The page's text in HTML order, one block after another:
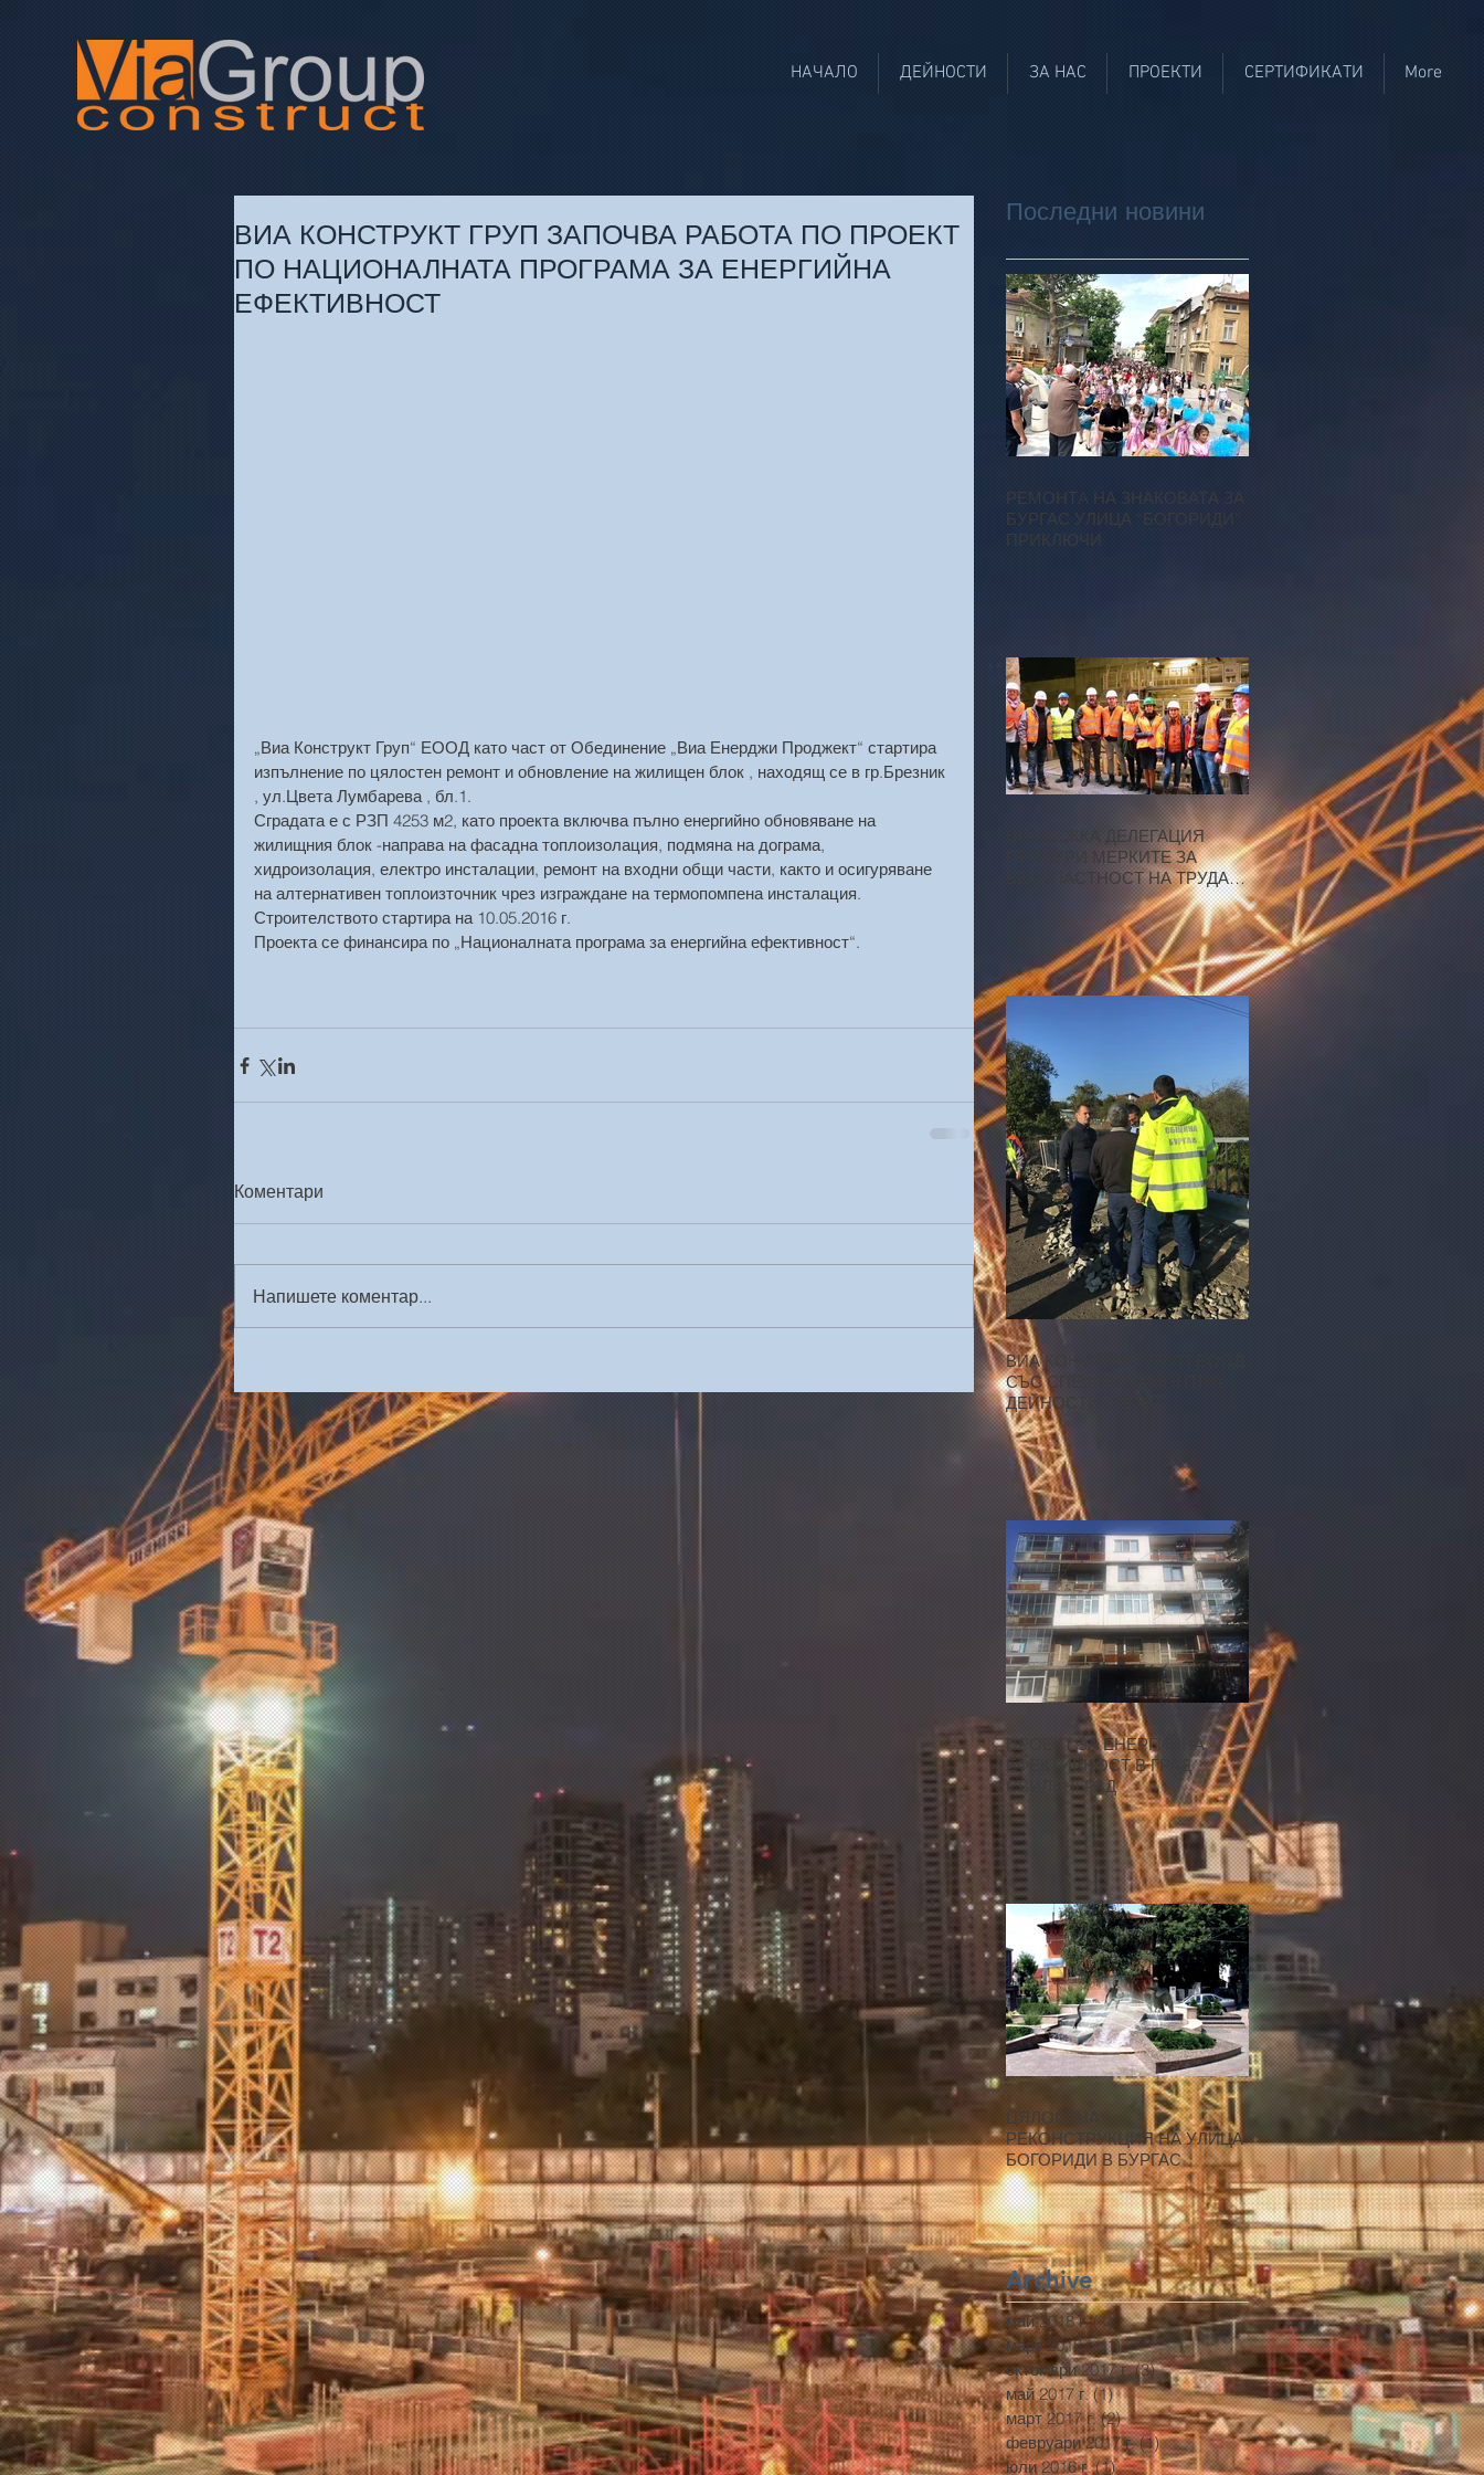
НАЧАЛО ДЕЙНОСТИ ЗА НАС ПРОЕКТИ СЕРТИФИКАТИ More
ВИА КОНСТРУКТ ГРУП ЗАПОЧВА РАБОТА ПО ПРОЕКТ
ПО НАЦИОНАЛНАТА ПРОГРАМА ЗА ЕНЕРГИЙНА
ЕФЕКТИВНОСТ
„Виа Конструкт Груп“ ЕООД като част от Обединение „Виа Енерджи Проджект“ стартира
изпълнение по цялостен ремонт и обновление на жилищен блок , находящ се в гр.Брезник
, ул.Цвета Лумбарева , бл.1.
Сградата е с РЗП 4253 м2, като проекта включва пълно енергийно обновяване на
жилищния блок -направа на фасадна топлоизолация, подмяна на дограма,
хидроизолация, електро инсталации, ремонт на входни общи части, както и осигуряване
на алтернативен топлоизточник чрез изграждане на термопомпена инсталация.
Строителството стартира на 10.05.2016 г.
Проекта се финансира по „Националната програма за енергийна ефективност“.
Коментари
Напишете коментар...
Последни новини
РЕМОНТA НА ЗНАКОВАТА ЗА
БУРГАС УЛИЦА “БОГОРИДИ”
ПРИКЛЮЧИ
НОРВЕЖКА ДЕЛЕГАЦИЯ
ПРОВЕРИ МЕРКИТЕ ЗА
БЕЗОПАСТНОСТ НА ТРУДА
ПРИ СТРОЕЖА НА МЕТРОТО
ВИА КОНСТРУКТ ГРУП ЕООД
СЪС СПЕШНИ РЕМОНТНИ
ДЕЙНОСТИ СЛЕД
НАВОДНЕНИЯТА В
БУРГАСКО
ПРОЕКТ ЗА ЕНЕРГИЙНА
ЕФЕКТИВНОСТ В ГРАД
СВИЛЕНГРАД
ЦЯЛОСТНА
РЕКОНСТРУКЦИЯ НА УЛИЦА
БОГОРИДИ В БУРГАС
Archive
май 2018 г. (1)1 публикация
март 2018 г. (1)1 публикация
октомври 2017 г. (3)3 публикации
май 2017 г. (1)1 публикация
март 2017 г. (2)2 публикации
февруари 2017 г. (1)1 публикация
юли 2016 г. (1)1 публикация